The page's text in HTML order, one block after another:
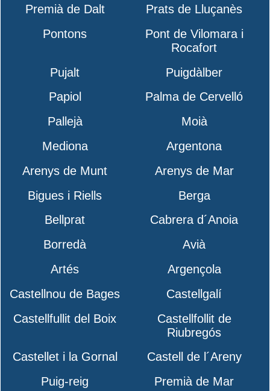
Premià de Dalt
Prats de Lluçanès
Pontons
Pont de Vilomara i
Rocafort
Pujalt
Puigdàlber
Papiol
Palma de Cervelló
Pallejà
Moià
Mediona
Argentona
Arenys de Munt
Arenys de Mar
Bigues i Riells
Berga
Bellprat
Cabrera d´Anoia
Borredà
Avià
Artés
Argençola
Castellnou de Bages
Castellgalí
Castellfullit del Boix
Castellfollit de
Riubregós
Castellet i la Gornal
Castell de l´Areny
Puig-reig
Premià de Mar